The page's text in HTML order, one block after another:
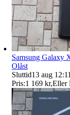
Samsung Galaxy
Olåst
Sluttid13 aug 12:11
Pris:1 169 kr,Eller